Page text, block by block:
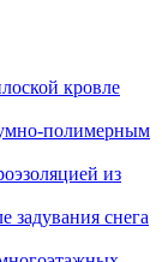
кровле
полимерным
из
задувания снега